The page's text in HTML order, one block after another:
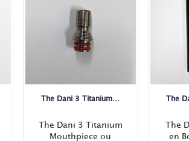
The Dani 3 Titanium...
The Dani 3 Titanium
Mouthpiece ou
The
The
en